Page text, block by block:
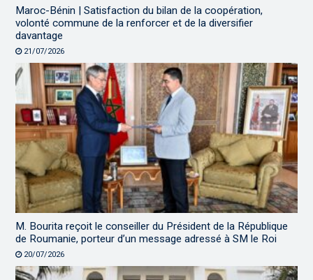
Maroc-Bénin | Satisfaction du bilan de la coopération,
volonté commune de la renforcer et de la diversifier
davantage
21/07/2026
M. Bourita reçoit le conseiller du Président de la République
de Roumanie, porteur d’un message adressé à SM le Roi
20/07/2026